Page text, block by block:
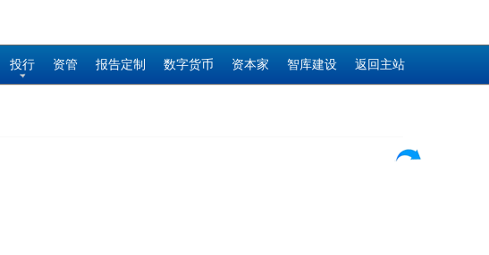
投行 资管 报告定制 数字货币 资本家 智库建设 返回主站